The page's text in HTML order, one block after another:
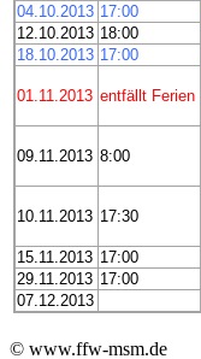
04.10.2013 17:00
12.10.2013 18:00
18.10.2013 17:00
01.11.2013 entfällt Ferien
09.11.2013 8:00
10.11.2013 17:30
15.11.2013 17:00
29.11.2013 17:00
07.12.2013
© www.ffw-msm.de